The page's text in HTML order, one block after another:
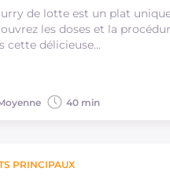
de lotte est un plat
les doses et la
cette délicieuse…
40 min
PRINCIPAUX